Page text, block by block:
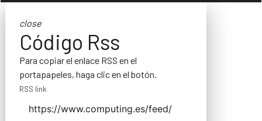
close
Código Rss
Para copiar el enlace RSS en el
portapapeles, haga clic en el botón.
RSS link